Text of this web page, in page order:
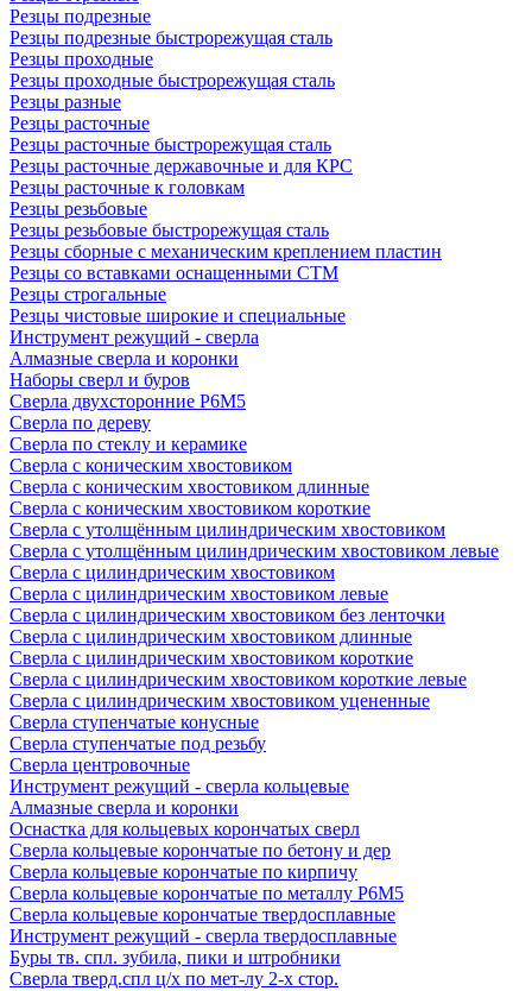
Резцы подрезные
Резцы подрезные быстрорежущая сталь
Резцы проходные
Резцы проходные быстрорежущая сталь
Резцы разные
Резцы расточные
Резцы расточные быстрорежущая сталь
Резцы расточные державочные и для КРС
Резцы расточные к головкам
Резцы резьбовые
Резцы резьбовые быстрорежущая сталь
Резцы сборные с механическим креплением пластин
Резцы со вставками оснащенными СТМ
Резцы строгальные
Резцы чистовые широкие и специальные
Инструмент режущий - сверла
Алмазные сверла и коронки
Наборы сверл и буров
Сверла двухсторонние Р6М5
Сверла по дереву
Сверла по стеклу и керамике
Сверла с коническим хвостовиком
Сверла с коническим хвостовиком длинные
Сверла с коническим хвостовиком короткие
Сверла с утолщённым цилиндрическим хвостовиком
Сверла с утолщённым цилиндрическим хвостовиком левые
Сверла с цилиндрическим хвостовиком
Сверла с цилиндрическим хвостовиком левые
Сверла с цилиндрическим хвостовиком без ленточки
Сверла с цилиндрическим хвостовиком длинные
Сверла с цилиндрическим хвостовиком короткие
Сверла с цилиндрическим хвостовиком короткие левые
Сверла с цилиндрическим хвостовиком уцененные
Сверла ступенчатые конусные
Сверла ступенчатые под резьбу
Сверла центровочные
Инструмент режущий - сверла кольцевые
Алмазные сверла и коронки
Оснастка для кольцевых корончатых сверл
Сверла кольцевые корончатые по бетону и дер
Сверла кольцевые корончатые по кирпичу
Сверла кольцевые корончатые по металлу Р6М5
Сверла кольцевые корончатые твердосплавные
Инструмент режущий - сверла твердосплавные
Буры тв. спл. зубила, пики и штробники
Сверла тверд.спл ц/х по мет-лу 2-х стор.